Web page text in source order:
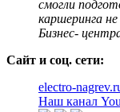
смогли
каршеринга
Бизнес-
Сайт и соц. сети:
electro-
Наш канал